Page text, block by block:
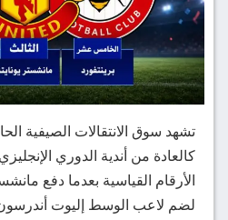
تشهد سوق الانتقالات الصيفية
كالعادة من أندية الدوري
لضم لاعب الوسط إليوت